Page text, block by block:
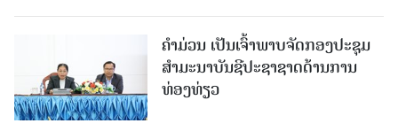
ຄໍາມ່ວນ ເປັນເຈົ້າພາບຈັດກອງປະຊຸມ
ສຳມະນາບັນຊີປະຊາຊາດດ້ານການ
ທ່ອງທ່ຽວ